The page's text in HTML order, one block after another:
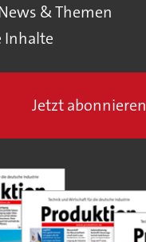
& Themen
Inhalte
Jetzt abonnieren